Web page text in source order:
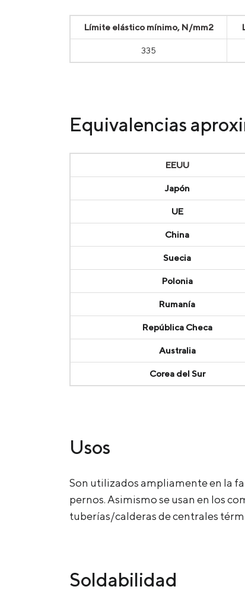
Límite elástico mínimo, N/mm2
335
Equivalencias
EEUU
Japón
UE
China
Suecia
Polonia
Rumanía
República Checa
Australia
Corea del Sur
Usos
Son utilizados ampliamente en la
pernos. Asimismo se usan en los
tuberías/calderas de centrales
Soldabilidad